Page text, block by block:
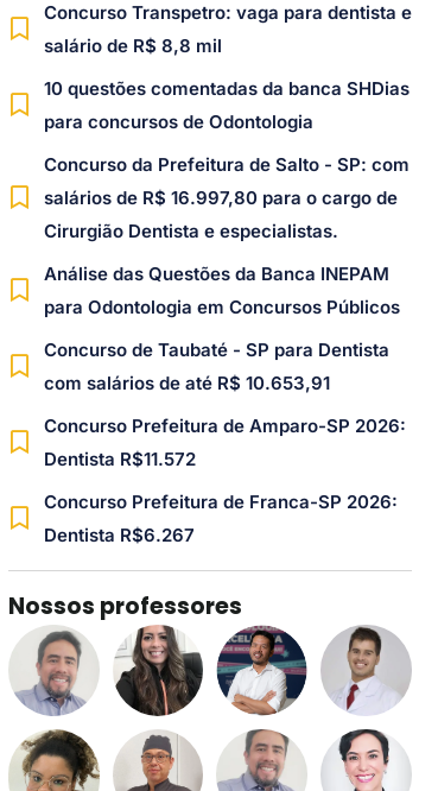
Concurso Transpetro: vaga para dentista e
salário de R$ 8,8 mil
10 questões comentadas da banca SHDias
para concursos de Odontologia
Concurso da Prefeitura de Salto - SP: com
salários de R$ 16.997,80 para o cargo de
Cirurgião Dentista e especialistas.
Análise das Questões da Banca INEPAM
para Odontologia em Concursos Públicos
Concurso de Taubaté - SP para Dentista
com salários de até R$ 10.653,91
Concurso Prefeitura de Amparo-SP 2026:
Dentista R$11.572
Concurso Prefeitura de Franca-SP 2026:
Dentista R$6.267
Nossos professores​